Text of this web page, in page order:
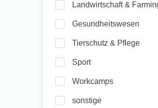
Sammeln
Engagieren
Landwirtschaft &
Gesundheitswesen
Tierschutz & Pflege
Sport
Workcamps
sonstige